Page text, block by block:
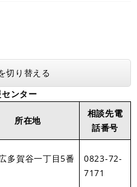
切り替える
ンター
所在地
相談先電
話番号
多賀谷一丁目5番
0823-72-
7171